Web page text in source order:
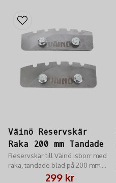
Väinö Reservskär
Raka 200 mm Tandade
Reservskär till Väinö isborr med
raka, tandade blad på 200 mm.
Ger effektiv borrning och bra
299 kr